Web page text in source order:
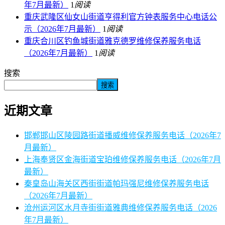
年7月最新）
1 阅读
重庆武隆区仙女山街道亨得利官方钟表服务中心电话公
示（2026年7月最新）
1 阅读
重庆合川区钓鱼城街道雅克德罗维修保养服务电话
（2026年7月最新）
1 阅读
搜索
搜索
近期文章
邯郸邯山区陵园路街道播威维修保养服务电话（2026年7
月最新）
上海奉贤区金海街道宝珀维修保养服务电话（2026年7月
最新）
秦皇岛山海关区西街街道帕玛强尼维修保养服务电话
（2026年7月最新）
沧州运河区水月寺街街道雅典维修保养服务电话（2026
年7月最新）